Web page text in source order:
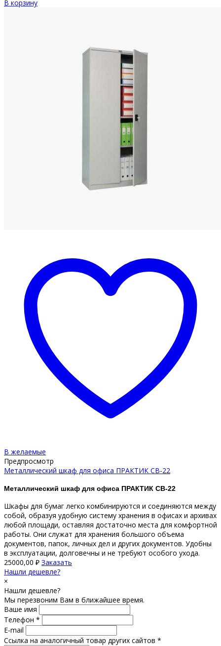
В корзину
В желаемые
Предпросмотр
Металлический шкаф для офиса ПРАКТИК СВ-22
Металлический шкаф для офиса ПРАКТИК СВ-22
Шкафы для бумаг легко комбинируются и соединяются между
собой, образуя удобную систему хранения в офисах и архивах
любой площади, оставляя достаточно места для комфортной
работы. Они служат для хранения большого объема
документов, папок, личных дел и других документов. Удобны
в эксплуатации, долговечны и не требуют особого ухода.
25000,00 ₽ Заказать
Нашли дешевле?
×
Нашли дешевле?
Мы перезвоним Вам в ближайшее время.
Ваше имя
Телефон *
E-mail
Ссылка на аналогичный товар других сайтов *